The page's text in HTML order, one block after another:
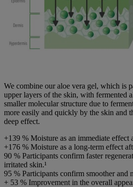
We combine ouraloe vera gel, which is
upper layers of the skin, with fermented
smaller molecular structure due to
more easily and quickly by the skin and
deep effect.
+139 % Moisture as an immediate effect
+176 % Moisture as a long-term effect
90 % Participants confirm faster
irritated skin.¹
95 % Participants confirm smoother and
+ 53 % Improvement in the overall